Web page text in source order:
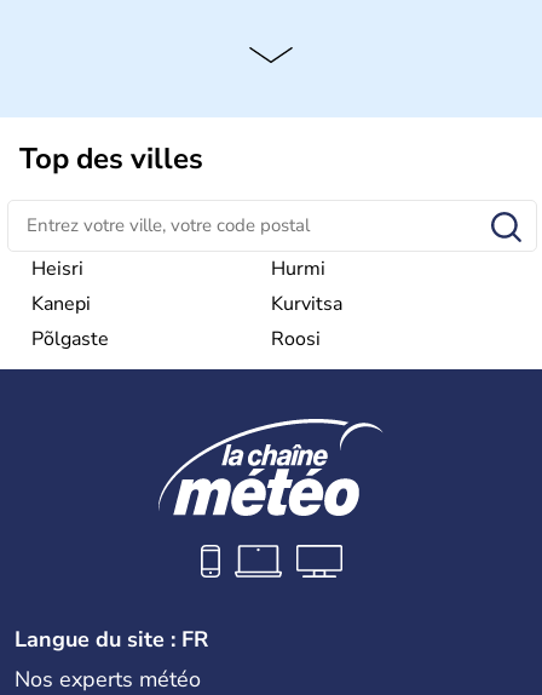
Top des villes
Heisri
Hurmi
Kanepi
Kurvitsa
Põlgaste
Roosi
Langue du site : FR
Nos experts météo